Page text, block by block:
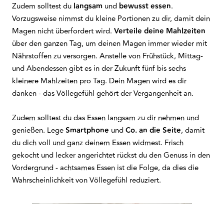
Zudem solltest du langsam und bewusst essen.
Vorzugsweise nimmst du kleine Portionen zu dir, damit dein
Magen nicht überfordert wird. Verteile deine Mahlzeiten
über den ganzen Tag, um deinen Magen immer wieder mit
Nährstoffen zu versorgen. Anstelle von Frühstück, Mittag-
und Abendessen gibt es in der Zukunft fünf bis sechs
kleinere Mahlzeiten pro Tag. Dein Magen wird es dir
danken - das Völlegefühl gehört der Vergangenheit an.
Zudem solltest du das Essen langsam zu dir nehmen und
genießen. LegeSmartphone undCo. an die Seite, damit
du dich voll und ganz deinem Essen widmest. Frisch
gekocht und lecker angerichtet rückst du den Genuss in den
Vordergrund - achtsames Essen ist die Folge, da dies die
Wahrscheinlichkeit von Völlegefühl reduziert.